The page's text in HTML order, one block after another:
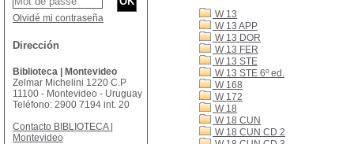
W 13
W 13 APP
W 13 DOR
W 13 FER
W 13 STE
W 13 STE 6º ed.
W 168
W 172
W 18
W 18 CUN
W 18 CUN CD 2
Olvidé mi contraseña
Dirección
Biblioteca | Montevideo
Zelmar Michelini 1220 C.P
11100 - Montevideo - Uruguay
Teléfono: 2900 7194 int. 20
Contacto BIBLIOTECA |
Montevideo